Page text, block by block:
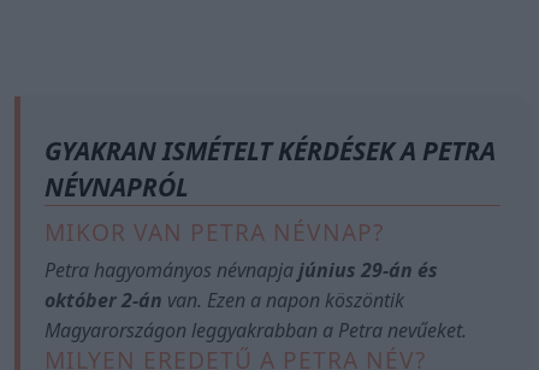
GYAKRAN ISMÉTELT KÉRDÉSEK A PETRA
NÉVNAPRÓL
MIKOR VAN PETRA NÉVNAP?
Petra hagyományos névnapjajúnius 29-án és
október 2-án van. Ezen a napon köszöntik
Magyarországon leggyakrabban a Petra nevűeket.
MILYEN EREDETŰ A PETRA NÉV?